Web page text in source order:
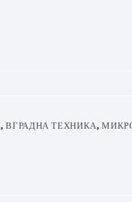
,ВГРАДНА ТЕХНИКА,